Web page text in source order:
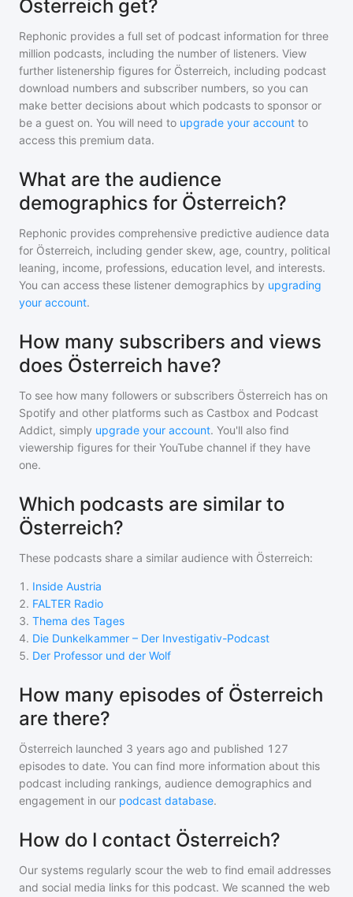
Österreich get?
Rephonic provides a full set of podcast information for three
million podcasts, including the number of listeners. View
further listenership figures for Österreich, including podcast
download numbers and subscriber numbers, so you can
make better decisions about which podcasts to sponsor or
be a guest on. You will need to upgrade your account to
access this premium data.
What are the audience
demographics for Österreich?
Rephonic provides comprehensive predictive audience data
for Österreich, including gender skew, age, country, political
leaning, income, professions, education level, and interests.
You can access these listener demographics by upgrading
your account.
How many subscribers and views
does Österreich have?
To see how many followers or subscribers Österreich has on
Spotify and other platforms such as Castbox and Podcast
Addict, simply upgrade your account. You'll also find
viewership figures for their YouTube channel if they have
one.
Which podcasts are similar to
Österreich?
These podcasts share a similar audience with Österreich:
1 . Inside Austria
2. FALTER Radio
3. Thema des Tages
4. Die Dunkelkammer – Der Investigativ-Podcast
5. Der Professor und der Wolf
How many episodes of Österreich
are there?
Österreich launched 3 years ago and published 127
episodes to date. You can find more information about this
podcast including rankings, audience demographics and
engagement in our podcast database.
How do I contact Österreich?
Our systems regularly scour the web to find email addresses
and social media links for this podcast. We scanned the web